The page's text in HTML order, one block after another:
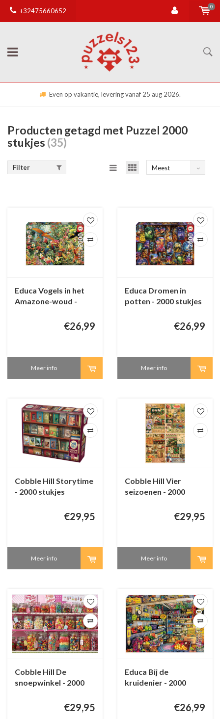
+32475660652
0
Even op vakantie, levering vanaf 25 aug 2026.
Producten getagd met Puzzel 2000
stukjes (35)
Filter
Meest
Educa Vogels in het
Amazone-woud -
€26,99
Meer info
Educa Dromen in
potten - 2000 stukjes
€26,99
Meer info
Cobble Hill Storytime
- 2000 stukjes
€29,95
Meer info
Cobble Hill Vier
seizoenen - 2000
€29,95
Meer info
Cobble Hill De
snoepwinkel - 2000
€29,95
Educa Bij de
kruidenier - 2000
€26,99